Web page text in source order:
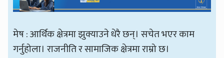
मेष : आर्थिक क्षेत्रमा झुक्याउने धेरै छन्। सचेत भएर काम
गर्नुहोला। राजनीति र सामाजिक क्षेत्रमा राम्रो छ।